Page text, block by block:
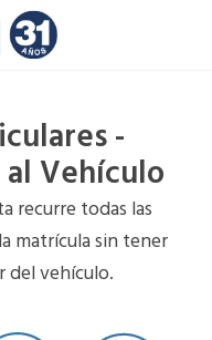
-
Vehículo
recurre todas las
matrícula sin tener
del vehículo.